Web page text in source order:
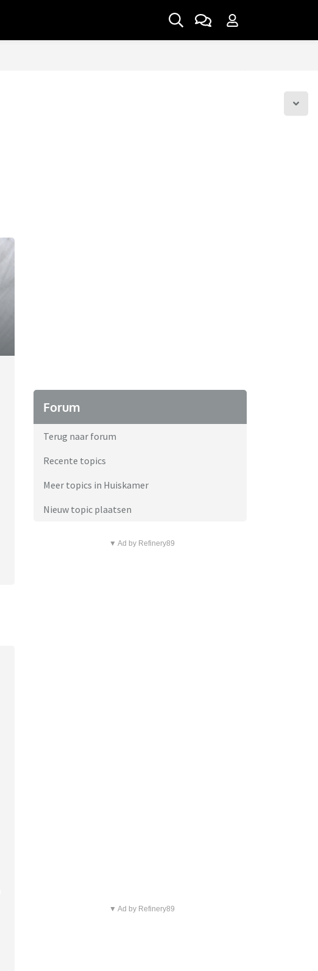
Forum
Terug naar forum
Recente topics
Meer topics in Huiskamer
Nieuw topic plaatsen
▼ Ad by Refinery89
▼ Ad by Refinery89